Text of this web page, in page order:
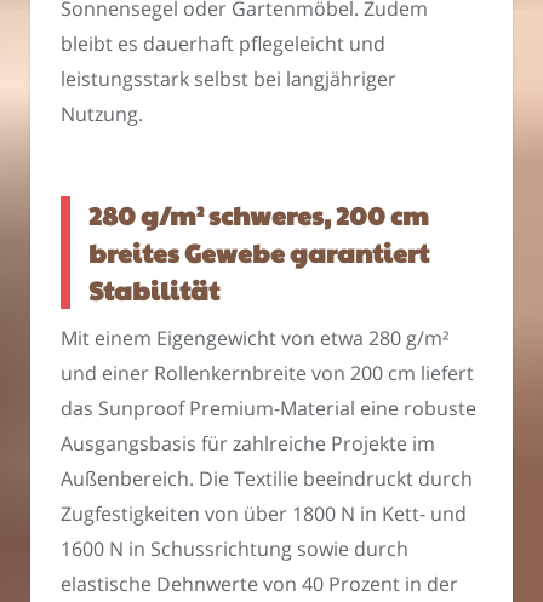
Sonnensegel oder Gartenmöbel. Zudem
bleibt es dauerhaft pflegeleicht und
leistungsstark selbst bei langjähriger
Nutzung.
280 g/m² schweres, 200 cm
breites Gewebe garantiert
Stabilität
Mit einem Eigengewicht von etwa 280 g/m²
und einer Rollenkernbreite von 200 cm liefert
das Sunproof Premium-Material eine robuste
Ausgangsbasis für zahlreiche Projekte im
Außenbereich. Die Textilie beeindruckt durch
Zugfestigkeiten von über 1800 N in Kett- und
1600 N in Schussrichtung sowie durch
elastische Dehnwerte von 40 Prozent in der